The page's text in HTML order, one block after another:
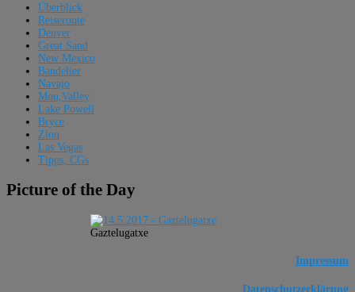
Überblick
Reiseroute
Denver
Great Sand
New Mexico
Bandelier
Navajo
Mon,Valley
Lake Powell
Bryce
Zion
Las Vegas
Tipps, CGs
Picture of the Day
Gaztelugatxe
Impressum
Datenschutzerklärung